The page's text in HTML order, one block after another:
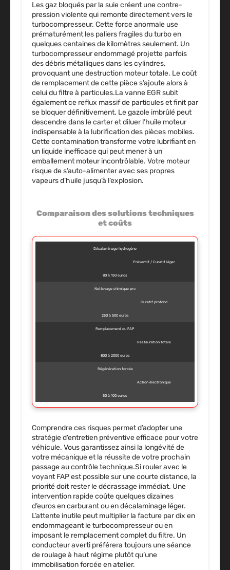
Les gaz bloqués par la suie créent une contre-
pression violente qui remonte directement vers le
turbocompresseur. Cette force anormale use
prématurément les paliers fragiles du turbo en
quelques centaines de kilomètres seulement. Un
turbocompresseur endommagé projette parfois
des débris métalliques dans les cylindres,
provoquant une destruction moteur totale. Le coût
de remplacement de cette pièce s’ajoute alors à
celui du filtre à particules.La vanne EGR subit
également ce reflux massif de particules et finit par
se bloquer définitivement. Le gazole imbrûlé peut
descendre dans le carter et diluer l’huile moteur
indispensable à la lubrification des pièces mobiles.
Cette contamination transforme votre lubrifiant en
un liquide inefficace qui peut mener à un
emballement moteur incontrôlable. Votre moteur
risque de s’auto-alimenter avec ses propres
vapeurs d’huile jusqu’à l’explosion.
Comparaison des solutions techniques
et coûts
Décalaminage hydrogène
Préventif / Curatif léger
80 à 150 euros
Nettoyage chimique pro
Curatif profond
250 à 500 euros
Remplacement du FAP
Restauration totale
800 à 2000 euros
Régénération forcée
Action électronique
50 à 100 euros
Comprendre ces risques permet d’adopter une
stratégie d’entretien préventive efficace pour votre
véhicule. Vous garantissez ainsi la longévité de
votre mécanique et la réussite de votre prochain
passage au contrôle technique.Si rouler avec le
voyant FAP est possible sur une courte distance, la
priorité doit rester le décrassage immédiat. Une
intervention rapide coûte quelques dizaines
d’euros en carburant ou en décalaminage léger.
L’attente inutile peut multiplier la facture par dix en
endommageant le turbocompresseur ou en
imposant le remplacement complet du filtre. Un
conducteur averti préférera toujours une séance
de roulage à haut régime plutôt qu’une
immobilisation forcée en atelier.